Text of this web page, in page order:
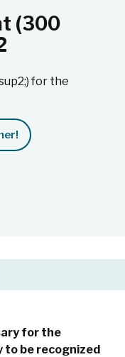
(300
for the
for the
to be recognized